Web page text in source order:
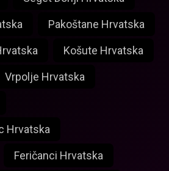
Pakoštane Hrvatska
Košute Hrvatska
Vrpolje Hrvatska
Hrvatska
Feričanci Hrvatska